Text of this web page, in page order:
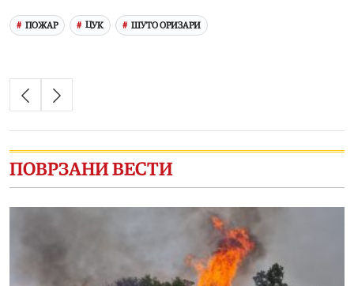
ПОЖАР ЦУК ШУТО ОРИЗАРИ
ПОВРЗАНИ ВЕСТИ